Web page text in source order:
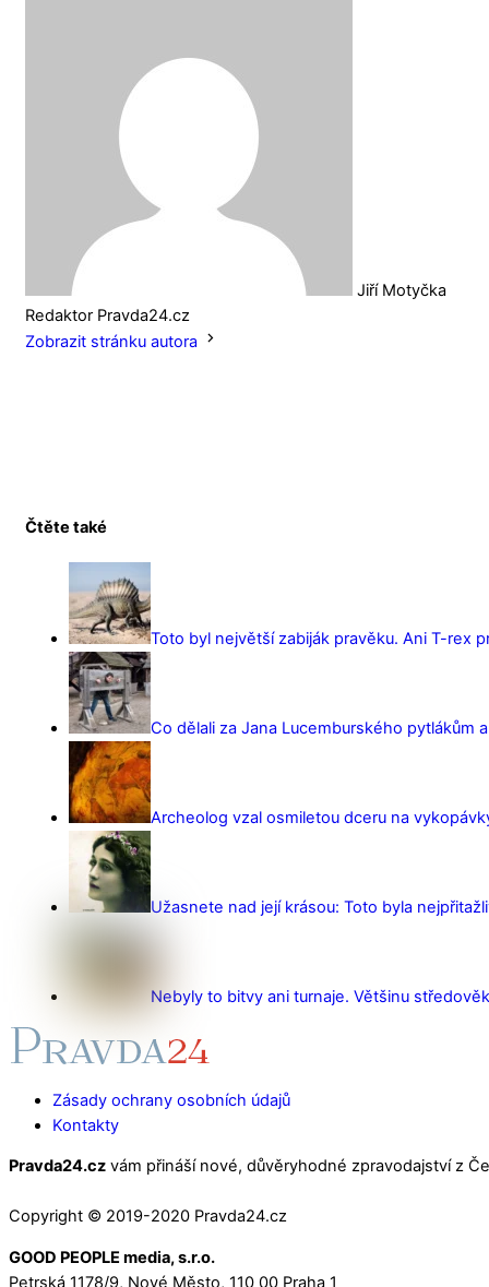
Jiří Motyčka
Redaktor Pravda24.cz
Zobrazit stránku autora
Čtěte také
Toto byl největší zabiják pravěku. Ani T-rex
Co dělali za Jana Lucemburského pytlákům
Archeolog vzal osmiletou dceru na
Užasnete nad její krásou: Toto byla
Nebyly to bitvy ani turnaje. Většinu
Zásady ochrany osobních údajů
Kontakty
Pravda24.cz vám přináší nové, důvěryhodné zpravodajství z
Copyright © 2019-2020 Pravda24.cz
GOOD PEOPLE media, s.r.o.
Petrská 1178/9, Nové Město, 110 00 Praha 1